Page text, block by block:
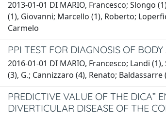
2013-01-01 DI MARIO, Francesco; Slongo
(1), Giovanni; Marcello (1), Roberto;
Carmelo
PPI TEST FOR DIAGNOSIS OF
2016-01-01 DI MARIO, Francesco; Landi
(3), G.; Cannizzaro (4), Renato; Baldassarre
PREDICTIVE VALUE OF THE DICA”
DIVERTICULAR DISEASE OF THE